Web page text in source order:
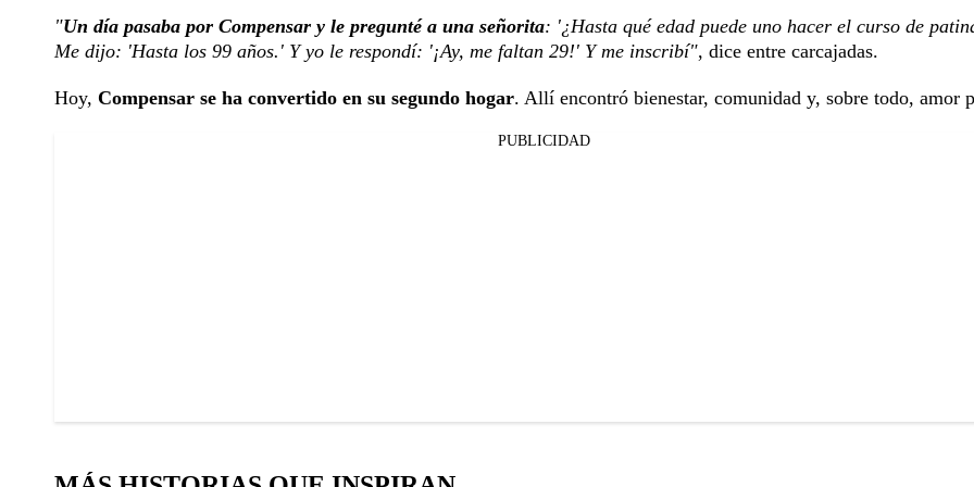
"Un día pasaba por Compensar y le pregunté a una señorita: '¿Hasta qué edad puede uno hacer el curso de
Me dijo: 'Hasta los 99 años.' Y yo le respondí: '¡Ay, me faltan 29!' Y me inscribí", dice entre carcajadas.
Hoy, Compensar se ha convertido en su segundo hogar. Allí encontró bienestar, comunidad y, sobre todo, amor
PUBLICIDAD